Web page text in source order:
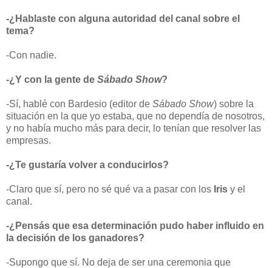
-¿Hablaste con alguna autoridad del canal sobre el
tema?
-Con nadie.
-¿Y con la gente de Sábado Show?
-Sí, hablé con Bardesio (editor de Sábado Show) sobre la
situación en la que yo estaba, que no dependía de nosotros,
y no había mucho más para decir, lo tenían que resolver las
empresas.
-¿Te gustaría volver a conducirlos?
-Claro que sí, pero no sé qué va a pasar con los Iris y el
canal.
-¿Pensás que esa determinación pudo haber influido en
la decisión de los ganadores?
-Supongo que sí. No deja de ser una ceremonia que